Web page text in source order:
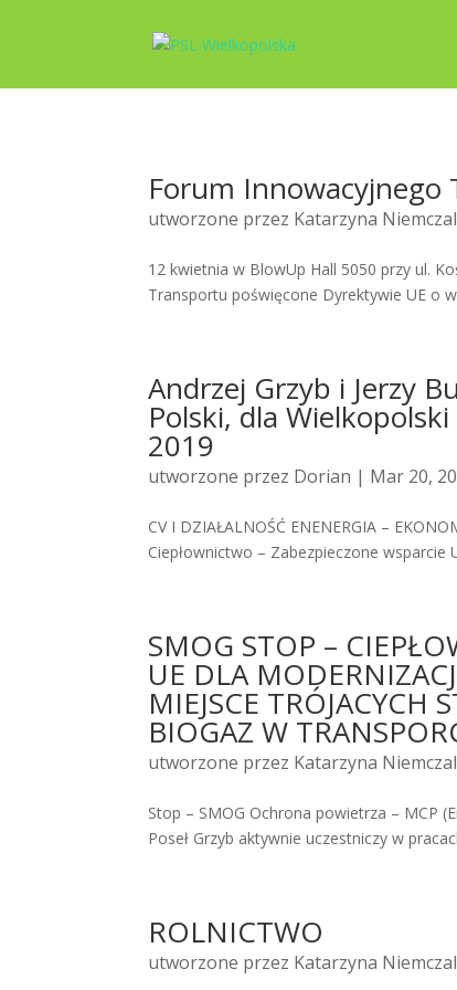
Forum
utworzone przez Katarzyna Niemczal
12 kwietnia w BlowUp Hall 5050 przy ul.
Transportu poświęcone Dyrektywie UE o
Andrzej Grzyb i Jerzy
Polski, dla
2019
utworzone przez Dorian | Mar 20,
CV I DZIAŁALNOŚĆ ENENERGIA –
Ciepłownictwo – Zabezpieczone wsparcie
SMOG STOP –
UE DLA
MIEJSCE TRÓJACYCH
BIOGAZ W
utworzone przez Katarzyna Niemczal
Stop – SMOG Ochrona powietrza – MCP
Poseł Grzyb aktywnie uczestniczy w
ROLNICTWO
utworzone przez Katarzyna Niemczal